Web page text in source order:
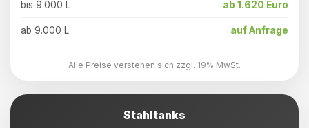
bis 9.000 L ab 1.620 Euro
ab 9.000 L auf Anfrage
Alle Preise verstehen sich zzgl. 19% MwSt.
Stahltanks